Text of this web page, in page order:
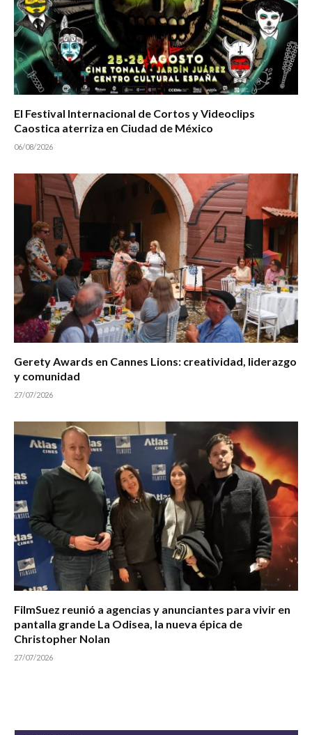
El Festival Internacional de Cortos y Videoclips
Caostica aterriza en Ciudad de México
06/08/2026
Gerety Awards en Cannes Lions: creatividad, liderazgo
y comunidad
27/07/2026
FilmSuez reunió a agencias y anunciantes para vivir en
pantalla grande La Odisea, la nueva épica de
Christopher Nolan
27/07/2026